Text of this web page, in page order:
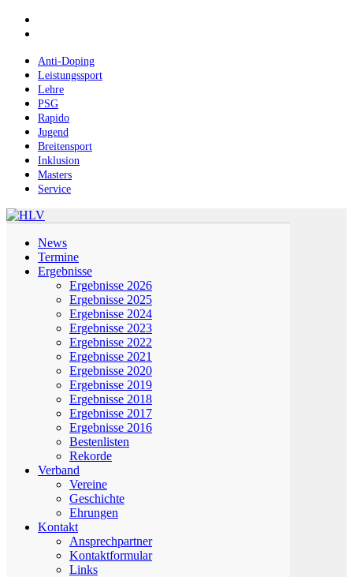
Skip
contentAnti-Doping
Leistungssport
Lehre
PSG
Rapido
Jugend
Breitensport
Inklusion
Masters
Service
News
Termine
Ergebnisse
Ergebnisse 2026
Ergebnisse 2025
Ergebnisse 2024
Ergebnisse 2023
Ergebnisse 2022
Ergebnisse 2021
Ergebnisse 2020
Ergebnisse 2019
Ergebnisse 2018
Ergebnisse 2017
Ergebnisse 2016
Bestenlisten
Rekorde
Verband
Vereine
Geschichte
Ehrungen
Kontakt
Ansprechpartner
Kontaktformular
Links